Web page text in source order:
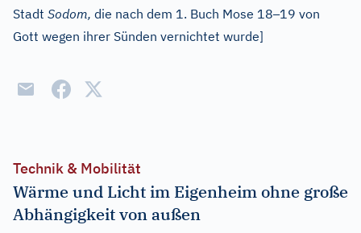
Stadt Sodom, die nach dem 1. Buch Mose 18–19 von
Gott wegen ihrer Sünden vernichtet wurde]
Technik & Mobilität
Wärme und Licht im Eigenheim ohne große
Abhängigkeit von außen